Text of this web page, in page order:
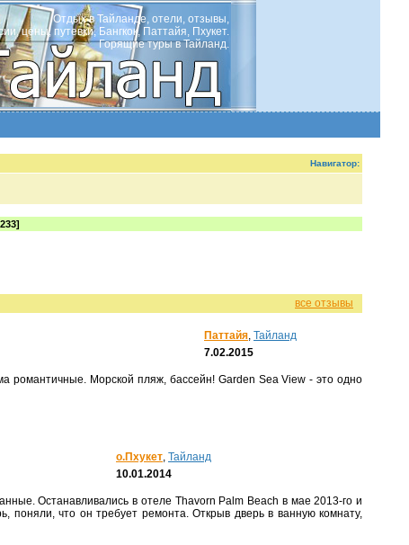
Отдых в Тайланде, отели, отзывы,
цены, путевки, Бангкок, Паттайя, Пхукет.
Горящие туры в Тайланд.
Навигатор:
все отзывы
Паттайя, Тайланд
7.02.2015
о.Пхукет, Тайланд
10.01.2014
что он требует ремонта. Открыв дверь в ванную комнату,